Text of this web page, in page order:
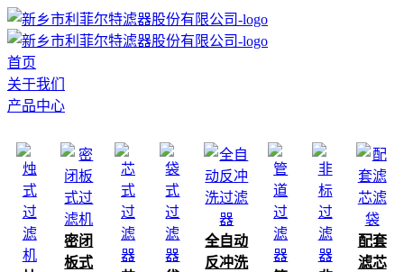
首页
关于我们
产品中心
密闭
板式
全自动
反冲洗
配套
滤芯